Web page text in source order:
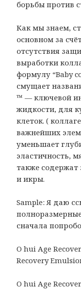
борьбы против
Как мы знаем,
основном за
отсутствия
выработки
формулу “Baby
смущает
™ — ключевой
жидкости, для
клеток. (
важнейших
уменьшает
эластичность,
также содержат
и икры.
Sample: Я даю
сначала
O hui Age
Recovery
O hui Age